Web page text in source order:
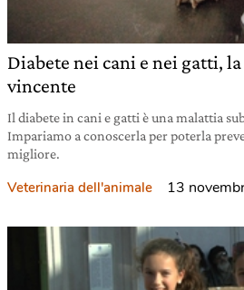
Diabete nei cani e nei gatti,
vincente
Il diabete in cani e gatti è una malattia
Impariamo a conoscerla per poterla
migliore.
Veterinaria dell'animale 13